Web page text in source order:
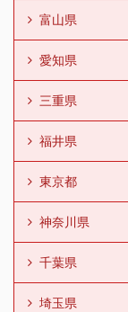
富山県
愛知県
三重県
福井県
東京都
神奈川県
千葉県
埼玉県